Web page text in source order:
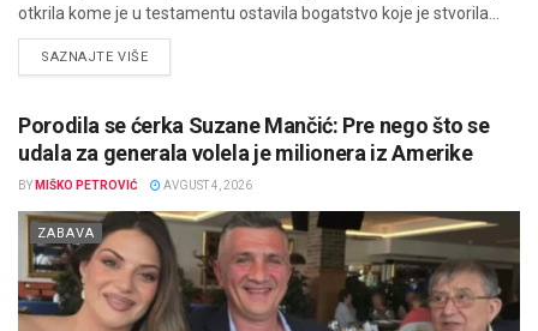
otkrila kome je u testamentu ostavila bogatstvo koje je stvorila...
SAZNAJTE VIŠEDETAILS
Porodila se ćerka Suzane Mančić: Pre nego što se
udala za generala volela je milionera iz Amerike
BY MIŠKO PETROVIĆ AVGUST 4, 2026
ZABAVA